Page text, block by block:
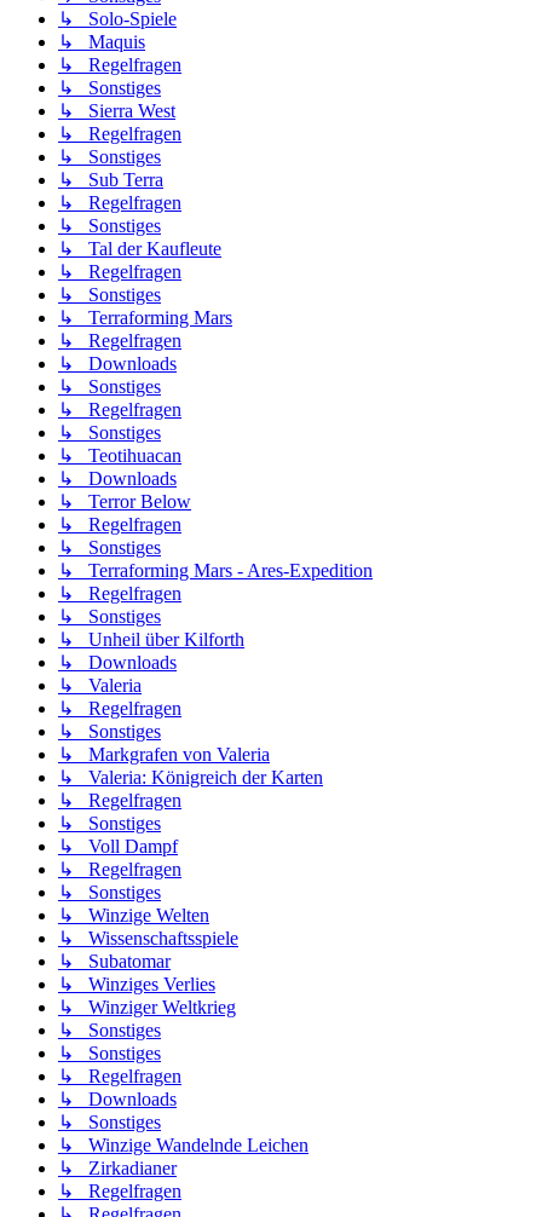
↳ Solo-Spiele
↳ Maquis
↳ Regelfragen
↳ Sonstiges
↳ Sierra West
↳ Regelfragen
↳ Sonstiges
↳ Sub Terra
↳ Regelfragen
↳ Sonstiges
↳ Tal der Kaufleute
↳ Regelfragen
↳ Sonstiges
↳ Terraforming Mars
↳ Regelfragen
↳ Downloads
↳ Sonstiges
↳ Regelfragen
↳ Sonstiges
↳ Teotihuacan
↳ Downloads
↳ Terror Below
↳ Regelfragen
↳ Sonstiges
↳ Terraforming Mars - Ares-Expedition
↳ Regelfragen
↳ Sonstiges
↳ Unheil über Kilforth
↳ Downloads
↳ Valeria
↳ Regelfragen
↳ Sonstiges
↳ Markgrafen von Valeria
↳ Valeria: Königreich der Karten
↳ Regelfragen
↳ Sonstiges
↳ Voll Dampf
↳ Regelfragen
↳ Sonstiges
↳ Winzige Welten
↳ Wissenschaftsspiele
↳ Subatomar
↳ Winziges Verlies
↳ Winziger Weltkrieg
↳ Sonstiges
↳ Sonstiges
↳ Regelfragen
↳ Downloads
↳ Sonstiges
↳ Winzige Wandelnde Leichen
↳ Zirkadianer
↳ Regelfragen